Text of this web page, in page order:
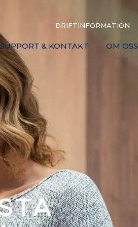
DRIFTINFORMATION
SUPPORT & KONTAKT OM OSS